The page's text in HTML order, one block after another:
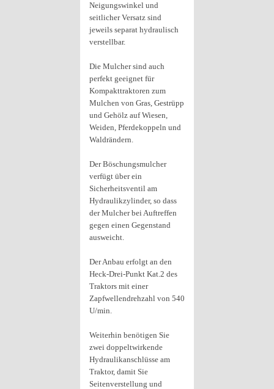
Neigungswinkel und
seitlicher Versatz sind
jeweils separat hydraulisch
verstellbar.
Die Mulcher sind auch
perfekt geeignet für
Kompakttraktoren zum
Mulchen von Gras, Gestrüpp
und Gehölz auf Wiesen,
Weiden, Pferdekoppeln und
Waldrändern.
Der Böschungsmulcher
verfügt über ein
Sicherheitsventil am
Hydraulikzylinder, so dass
der Mulcher bei Auftreffen
gegen einen Gegenstand
ausweicht.
Der Anbau erfolgt an den
Heck-Drei-Punkt Kat.2 des
Traktors mit einer
Zapfwellendrehzahl von 540
U/min.
Weiterhin benötigen Sie
zwei doppeltwirkende
Hydraulikanschlüsse am
Traktor, damit Sie
Seitenverstellung und